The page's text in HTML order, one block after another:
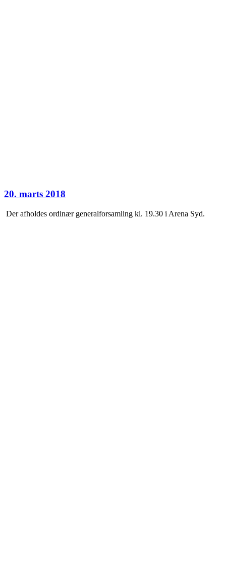
20. marts 2018
Der afholdes ordinær generalforsamling kl. 19.30 i Arena Syd.